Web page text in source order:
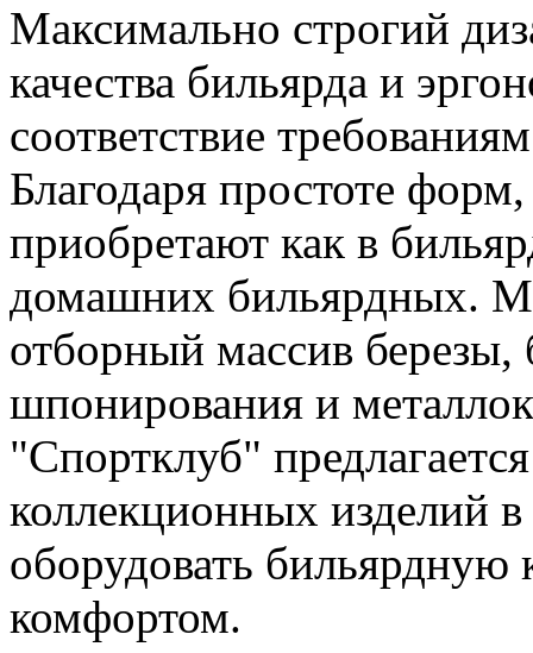
Максимально строгий
качества бильярда и
соответствие
Благодаря простоте
приобретают как в
домашних бильярдных.
отборный массив березы,
шпонирования и
"Спортклуб"
коллекционных изделий
оборудовать
комфортом.